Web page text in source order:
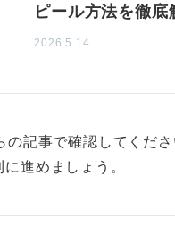
ピール方法を徹底
2026.5.14
の記事で確認してくだ
進めましょう。